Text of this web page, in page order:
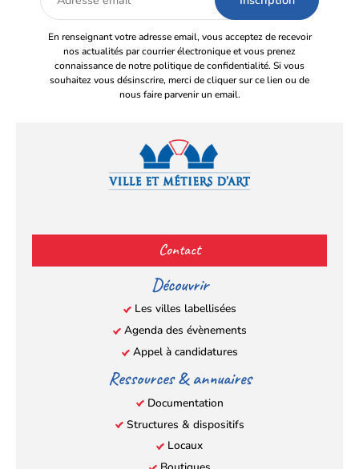
email
En renseignant votre adresse email, vous acceptez de recevoir
nos actualités par courrier électronique et vous prenez
connaissance de notre politique de confidentialité. Si vous
souhaitez vous désinscrire, merci de cliquer sur ce lien ou de
nous faire parvenir un email.
(s’ouvre
dans
un
nouvel
onglet)
(s’ouvre
dans
un
nouvel
onglet)
(s’ouvre
dans
un
nouvel
onglet)
(s’ouvre
un
nouvel
onglet)
Contact
Découvrir
Les villes labellisées
Agenda des évènements
Appel à candidatures
Ressources & annuaires
Documentation
Structures & dispositifs
Locaux